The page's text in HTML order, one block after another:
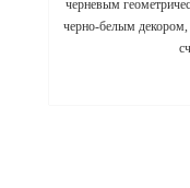
черневым
черно-белым декором,